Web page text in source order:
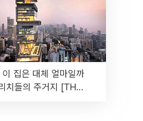
집은 대체 얼마일까
치들의 주거지 [THE